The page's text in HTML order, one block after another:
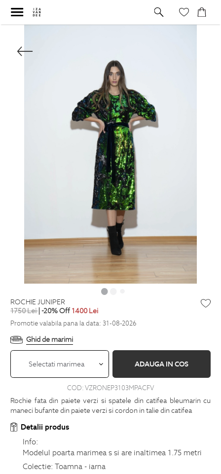
ROCHIE JUNIPER
1750Lei| -20% Off 1400 Lei
Promotie valabila pana la data: 31-08-2026
Ghid de marimi
Selectati marimea ADAUGA IN COS
COD:VZRONEP3103MPACFV
Rochie fata din paiete verzi si spatele din catifea bleumarin cu
maneci bufante din paiete verzi si cordon in talie din catifea
Detalii produs
Info:
Modelul poarta marimea s si are inaltimea 1.75 metri
Colectie: Toamna - iarna